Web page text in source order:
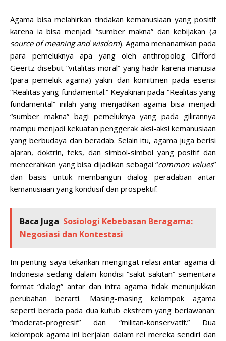
Agama bisa melahirkan tindakan kemanusiaan yang positif
karena ia bisa menjadi “sumber makna” dan kebijakan (a
source of meaning and wisdom). Agama menanamkan pada
para pemeluknya apa yang oleh anthropolog Clifford
Geertz disebut “vitalitas moral” yang hadir karena manusia
(para pemeluk agama) yakin dan komitmen pada esensi
“Realitas yang fundamental.” Keyakinan pada “Realitas yang
fundamental” inilah yang menjadikan agama bisa menjadi
“sumber makna” bagi pemeluknya yang pada gilirannya
mampu menjadi kekuatan penggerak aksi-aksi kemanusiaan
yang berbudaya dan beradab. Selain itu, agama juga berisi
ajaran, doktrin, teks, dan simbol-simbol yang positif dan
mencerahkan yang bisa dijadikan sebagai “common values”
dan basis untuk membangun dialog peradaban antar
kemanusiaan yang kondusif dan prospektif.
Baca Juga Sosiologi Kebebasan Beragama:
Negosiasi dan Kontestasi
Ini penting saya tekankan mengingat relasi antar agama di
Indonesia sedang dalam kondisi “sakit-sakitan” sementara
format “dialog” antar dan intra agama tidak menunjukkan
perubahan berarti. Masing-masing kelompok agama
seperti berada pada dua kutub ekstrem yang berlawanan:
“moderat-progresif” dan “militan-konservatif.” Dua
kelompok agama ini berjalan dalam rel mereka sendiri dan